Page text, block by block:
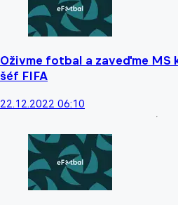
Oživme fotbal a zaveďme MS
šéf FIFA
22.12.2022 06:10